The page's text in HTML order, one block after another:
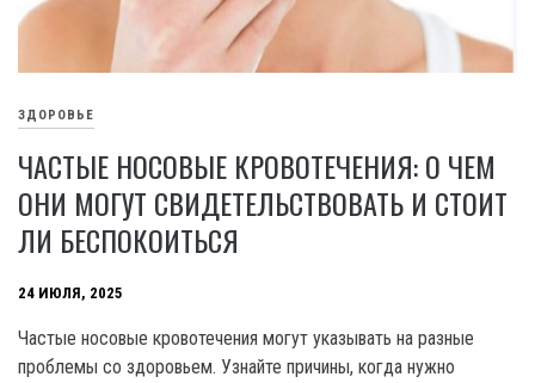
ЗДОРОВЬЕ
ЧАСТЫЕ НОСОВЫЕ КРОВОТЕЧЕНИЯ: О ЧЕМ
ОНИ МОГУТ СВИДЕТЕЛЬСТВОВАТЬ И СТОИТ
ЛИ БЕСПОКОИТЬСЯ
24 ИЮЛЯ, 2025
Частые носовые кровотечения могут указывать на разные
проблемы со здоровьем. Узнайте причины, когда нужно